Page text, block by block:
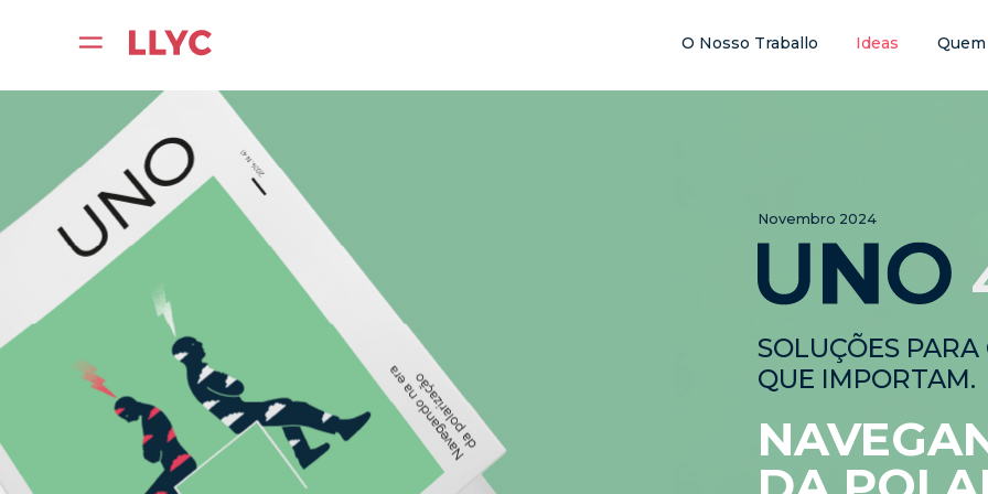
O Nosso Traballo Ideas
Novembro 2024
SOLUÇÕES PARA
QUE IMPORTAM.